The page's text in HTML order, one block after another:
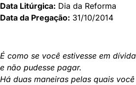
Data Litúrgica: Dia da Reforma
Data da Pregação: 31/10/2014
É como se você estivesse em
e não pudesse pagar.
Há duas maneiras pelas quais